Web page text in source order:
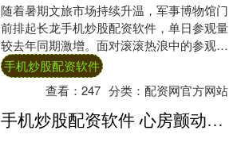
随着暑期文旅市场持续升温，军事博物馆门
前排起长龙手机炒股配资软件，单日参观量
较去年同期激增。面对滚滚热浪中的参观热
情，我们推出多项便民举措，全力保障您的
参观体验....
手机炒股配资软件
查看：247 分类：配资网官方网站
手机炒股配资软件 心房颤动：心脏“乱跳”背后的隐患与应对_心室_风险_抗凝